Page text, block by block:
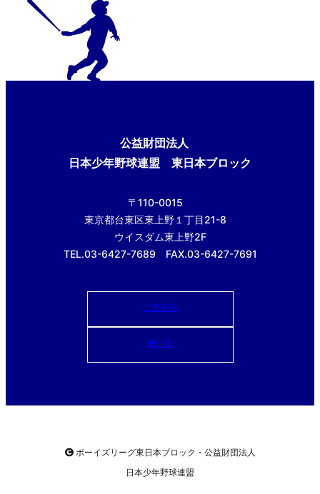
公益財団法人
日本少年野球連盟 東日本ブロック
〒110-0015
東京都台東区東上野１丁目21-8
ウイスダム東上野2F
TEL.03-6427-7689 FAX.03-6427-7691
ご意見箱
使い方
ボーイズリーグ東日本ブロック・公益財団法人
日本少年野球連盟